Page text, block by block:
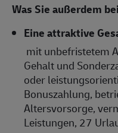
Was Sie außerdem
Eine attraktive
mit unbefristetem
Gehalt und
oder
Bonuszahlung,
Altersvorsorge,
Leistungen, 27